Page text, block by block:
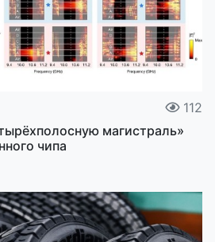
112
магистраль»
чипа